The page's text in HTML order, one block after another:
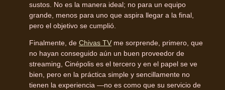
sustos. No es la manera ideal; no para un equipo
grande, menos para uno que aspira llegar a la final,
pero el objetivo se cumplió.
Finalmente, de Chivas TV me sorprende, primero, que
no hayan conseguido aún un buen proveedor de
streaming, Cinépolis es el tercero y en el papel se ve
bien, pero en la práctica simple y sencillamente no
tienen la experiencia —no es como que su servicio de